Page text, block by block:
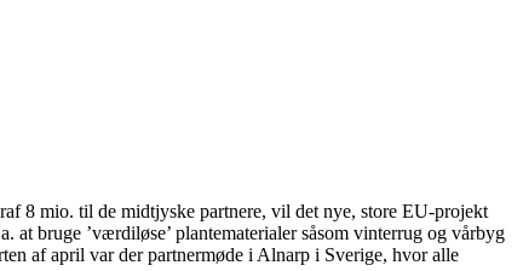
8 mio. til de midtjyske partnere, vil det nye, store EU-projekt
bruge ’værdiløse’ plantematerialer såsom vinterrug og vårbyg
af april var der partnermøde i Alnarp i Sverige, hvor alle